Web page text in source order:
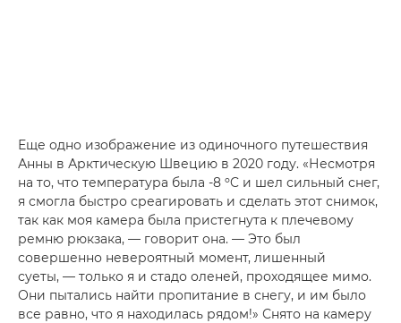
Еще одно изображение из одиночного путешествия
Анны в Арктическую Швецию в 2020 году. «Несмотря
на то, что температура была -8 ºC и шел сильный снег,
я смогла быстро среагировать и сделать этот снимок,
так как моя камера была пристегнута к плечевому
ремню рюкзака, — говорит она. — Это был
совершенно невероятный момент, лишенный
суеты, — только я и стадо оленей, проходящее мимо.
Они пытались найти пропитание в снегу, и им было
все равно, что я находилась рядом!» Снято на камеру